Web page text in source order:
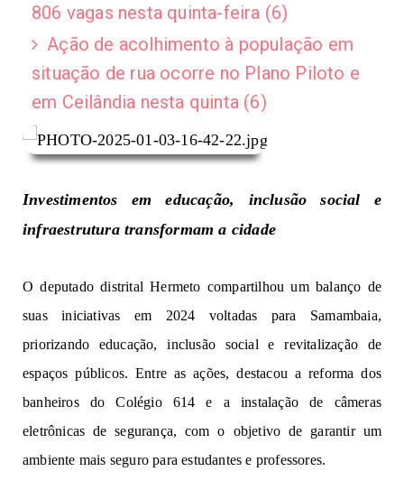
806 vagas nesta quinta-feira (6)
Ação de acolhimento à população em
situação de rua ocorre no Plano Piloto e
em Ceilândia nesta quinta (6)
Investimentos em educação, inclusão social e
infraestrutura transformam a cidade
O deputado distrital Hermeto compartilhou um balanço de
suas iniciativas em 2024 voltadas para Samambaia,
priorizando educação, inclusão social e revitalização de
espaços públicos. Entre as ações, destacou a reforma dos
banheiros do Colégio 614 e a instalação de câmeras
eletrônicas de segurança, com o objetivo de garantir um
ambiente mais seguro para estudantes e professores.